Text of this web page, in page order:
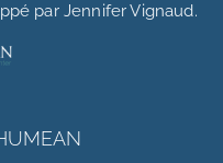
par Jennifer Vignaud.